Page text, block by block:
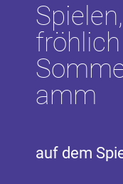
amm
auf dem